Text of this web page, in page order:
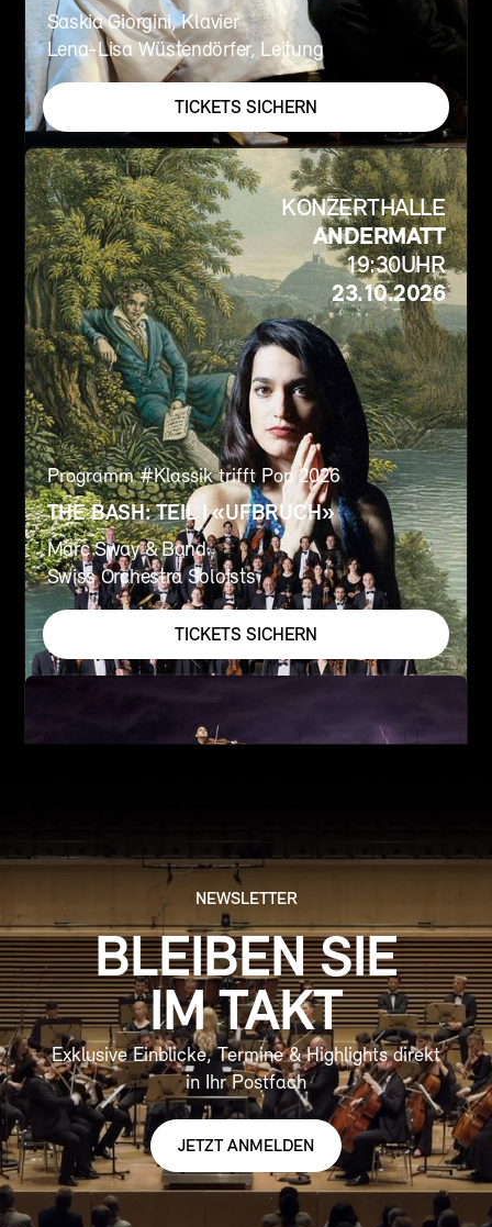
Saskia Giorgini, Klavier
Lena-Lisa Wüstendörfer, Leitung
TICKETS SICHERN
KONZERTHALLE
ANDERMATT
19:30UHR
23.10.2026
Programm #Klassik trifft Pop 2026
THE BASH: TEIL I «UFBRUCH»
Marc Sway & Band
Swiss Orchestra Soloists
TICKETS SICHERN
NEWSLETTER
BLEIBEN SIE
IM TAKT
Exklusive Einblicke, Termine & Highlights direkt
in Ihr Postfach
JETZT ANMELDEN